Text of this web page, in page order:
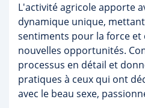
L'activité agricole apporte
dynamique unique,
sentiments pour la force
nouvelles opportunités.
processus en détail et
pratiques à ceux qui ont
avec le beau sexe,